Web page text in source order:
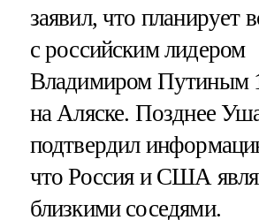
заявил, что планирует
с российским лидером
Владимиром Путиным
на Аляске. Позднее
подтвердил
что Россия и США
близкими соседями.